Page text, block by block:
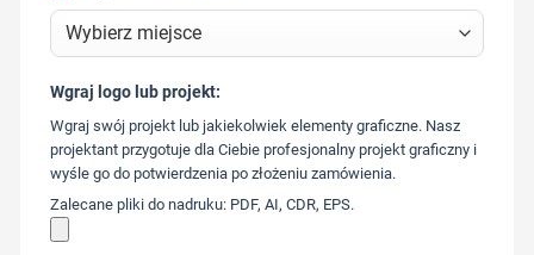
573 568
217
Wgraj logo lub projekt:
Wgraj swój projekt lub jakiekolwiek elementy graficzne. Nasz
projektant przygotuje dla Ciebie profesjonalny projekt graficzny i
wyśle go do potwierdzenia po złożeniu zamówienia.
Zalecane pliki do nadruku: PDF, AI, CDR, EPS.